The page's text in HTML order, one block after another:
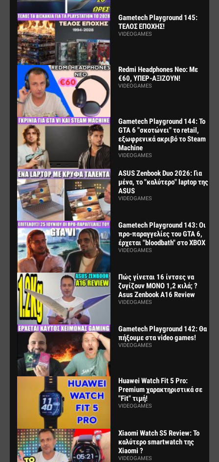
Gametech Playground 145:
ΤΕΛΟΣ ΕΠΟΧΗΣ!
VIDEOGAMES
Redmi Headphones Neo: Με
€60, ΥΠΕΡ-ΑΞΙΖΟΥΝ!
VIDEOGAMES
Gametech Playground 144: Το
GTA 6 "σκοτώνει" το retail,
εξωφρενικά ακριβό το Steam
Machine
VIDEOGAMES
ASUS Zenbook Duo 2026: Για
μένα, το "καλύτερο" laptop της
ASUS
VIDEOGAMES
Gametech Playground 143: Οι
προ-παραγγελίες του GTA 6,
έρχεται "bloodbath" στο XBOX
VIDEOGAMES
Πώς γίνεται 16 ίντσες να
ζυγίζουν ΜΟΝΟ 1,2 κιλά; ?
Asus Zenbook A16 Review
VIDEOGAMES
Gametech Playground 142: Θα
πήξουμε στα video games!
VIDEOGAMES
Huawei Watch Fit 5 Pro:
Premium χαρακτηριστικά σε
"Fit" τιμή!
VIDEOGAMES
Xiaomi Watch S5 Review: Το
καλύτερο smartwatch της
Xiaomi ?
VIDEOGAMES